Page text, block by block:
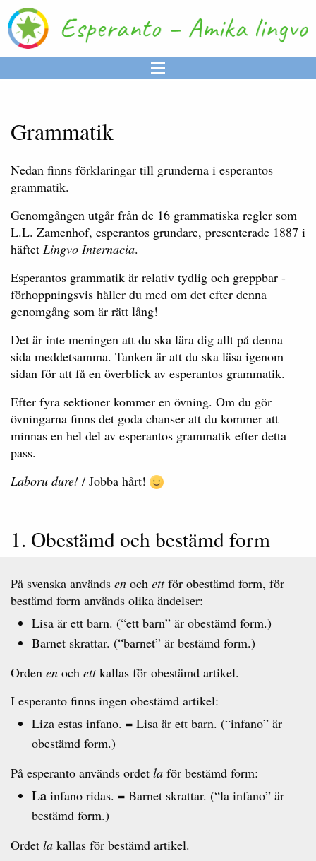
Grammatik
Nedan finns förklaringar till grunderna i esperantos
grammatik.
Genomgången utgår från de 16 grammatiska regler som
L.L. Zamenhof, esperantos grundare, presenterade 1887 i
häftet Lingvo Internacia.
Esperantos grammatik är relativ tydlig och greppbar -
förhoppningsvis håller du med om det efter denna
genomgång som är rätt lång!
Det är inte meningen att du ska lära dig allt på denna
sida meddetsamma. Tanken är att du ska läsa igenom
sidan för att få en överblick av esperantos grammatik.
Efter fyra sektioner kommer en övning. Om du gör
övningarna finns det goda chanser att du kommer att
minnas en hel del av esperantos grammatik efter detta
pass.
Laboru dure! / Jobba hårt!
1. Obestämd och bestämd form
På svenska används en och ettför obestämd form, för
bestämd form används olika ändelser:
Lisa är ett barn. (“ett barn” är obestämd form.)
Barnet skrattar. (“barnet” är bestämd form.)
Orden en och ettkallas för obestämd artikel.
I esperanto finns ingen obestämd artikel:
Liza estas infano. = Lisa är ett barn. (“infano” är
obestämd form.)
På esperanto används ordet la för bestämd form:
La infano ridas. = Barnet skrattar. (“la infano” är
bestämd form.)
Ordet la kallas för bestämd artikel.